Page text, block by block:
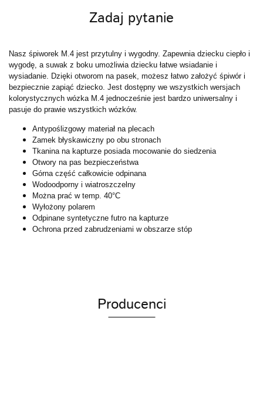
Zadaj pytanie
Nasz śpiworek M.4 jest przytulny i wygodny. Zapewnia dziecku ciepło i
wygodę, a suwak z boku umożliwia dziecku łatwe wsiadanie i
wysiadanie. Dzięki otworom na pasek, możesz łatwo założyć śpiwór i
bezpiecznie zapiąć dziecko. Jest dostępny we wszystkich wersjach
kolorystycznych wózka M.4 jednocześnie jest bardzo uniwersalny i
pasuje do prawie wszystkich wózków.
Antypoślizgowy materiał na plecach
Zamek błyskawiczny po obu stronach
Tkanina na kapturze posiada mocowanie do siedzenia
Otwory na pas bezpieczeństwa
Górna część całkowicie odpinana
Wodoodporny i wiatroszczelny
Można prać w temp. 40°C
Wyłożony polarem
Odpinane syntetyczne futro na kapturze
Ochrona przed zabrudzeniami w obszarze stóp
Producenci